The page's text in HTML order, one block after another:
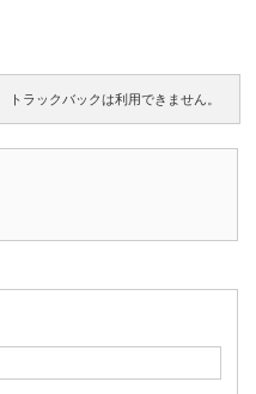
トラックバックは利用できません。